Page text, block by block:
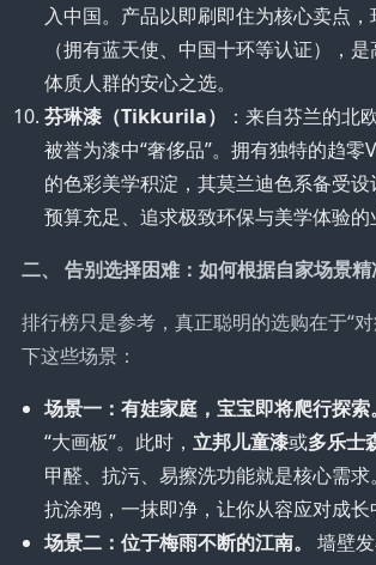
入中国。产品以即刷即住为核心卖点
（拥有蓝天使、中国十环等认证），
体质人群的安心之选。
芬琳漆（Tikkurila）
：来自芬兰的北
被誉为漆中“奢侈品”。拥有独特的趋零
的色彩美学积淀，其莫兰迪色系备受
预算充足、追求极致环保与美学体验的
二、 告别选择困难：如何根据自家场景精
排行榜只是参考，真正聪明的选购在于“
下这些场景：
场景一：有娃家庭，宝宝即将爬行探索。
“大画板”。此时，立邦儿童漆或多乐士
甲醛、抗污、易擦洗功能就是核心需
抗涂鸦，一抹即净，让你从容应对成长
场景二：位于梅雨不断的江南。
墙壁